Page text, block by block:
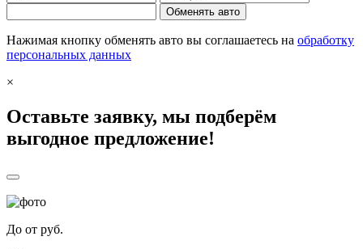
Обменять авто
Нажимая кнопку обменять авто вы соглашаетесь на обработку
персональных данных
×
Оставьте заявку, мы подберём
выгодное предложение!
До от руб.